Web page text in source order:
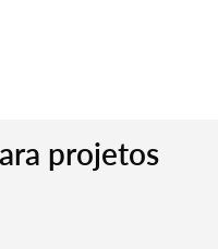
projetos